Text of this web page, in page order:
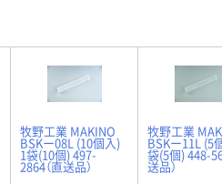
牧野工業 MAKINO
BSKー08L (10個入)
1袋(10個) 497-
2864（直送品）
牧野工業
BSKー11L (5
袋(5個) 448-
送品）